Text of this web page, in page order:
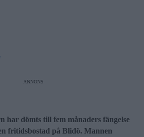
ANNONS
har dömts till fem månaders fängelse
fritidsbostad på Blidö. Mannen